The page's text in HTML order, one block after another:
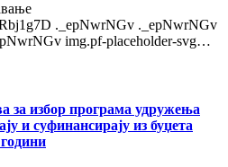
._epNwrNGv ._epNwrNGv
img.pf-placeholder-svg…
за избор програма удружења
и суфинансирају из буџета